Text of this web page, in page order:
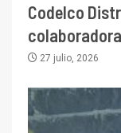
Codelco
27 julio, 2026